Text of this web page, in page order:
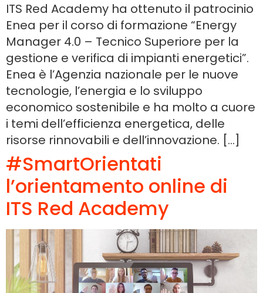
ITS Red Academy ha ottenuto il patrocinio
Enea per il corso di formazione “Energy
Manager 4.0 – Tecnico Superiore per la
gestione e verifica di impianti energetici”.
Enea è l’Agenzia nazionale per le nuove
tecnologie, l’energia e lo sviluppo
economico sostenibile e ha molto a cuore
i temi dell’efficienza energetica, delle
risorse rinnovabili e dell’innovazione. […]
#SmartOrientati
l’orientamento online di
ITS Red Academy